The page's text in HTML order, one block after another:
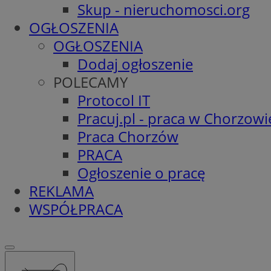
Skup - nieruchomosci.org
OGŁOSZENIA
OGŁOSZENIA
Dodaj ogłoszenie
POLECAMY
Protocol IT
Pracuj.pl - praca w
Praca Chorzów
PRACA
Ogłoszenie o pracę
REKLAMA
WSPÓŁPRACA